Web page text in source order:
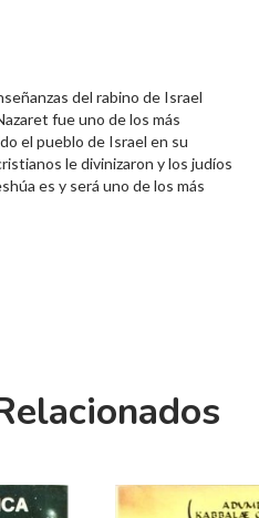
del rabino de Israel
fue uno de los más
el pueblo de Israel en su
le divinizaron y los judíos
es y será uno de los más